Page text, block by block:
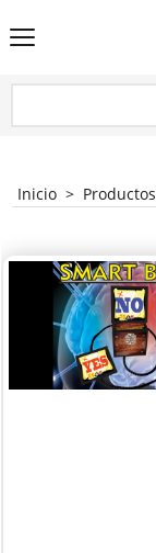
Inicio > Productos